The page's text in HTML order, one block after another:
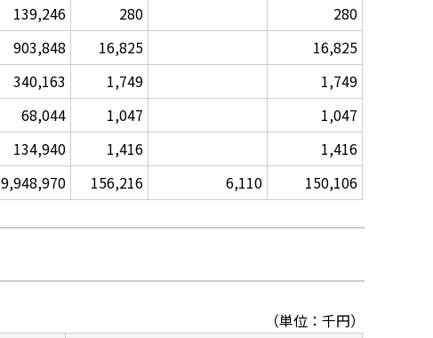
139,246 280
280
903,848 16,825
16,825
340,163 1,749
1,749
68,044 1,047
1,047
134,940 1,416
1,416
9,948,970 156,216 6,110 150,106
（単位：千円）